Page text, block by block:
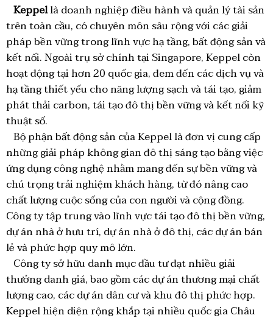
Keppellà doanh nghiệp điều hành và quản lý tài sản
trên toàn cầu, có chuyên môn sâu rộng với các giải
pháp bền vững trong lĩnh vực hạ tầng, bất động sản và
kết nối. Ngoài trụ sở chính tại Singapore, Keppel còn
hoạt động tại hơn 20 quốc gia, đem đến các dịch vụ và
hạ tầng thiết yếu cho năng lượng sạch và tái tạo, giảm
phát thải carbon, tái tạo đô thị bền vững và kết nối kỹ
thuật số.
Bộ phận bất động sản của Keppel là đơn vị cung cấp
những giải pháp không gian đô thị sáng tạo bằng việc
ứng dụng công nghệ nhằm mang đến sự bền vững và
chú trọng trải nghiệm khách hàng, từ đó nâng cao
chất lượng cuộc sống của con người và cộng đồng.
Công ty tập trung vào lĩnh vực tái tạo đô thị bền vững,
dự án nhà ở hưu trí, dự án nhà ở đô thị, các dự án bán
lẻ và phức hợp quy mô lớn.
Công ty sở hữu danh mục đầu tư đạt nhiều giải
thưởng danh giá, bao gồm các dự án thương mại chất
lượng cao, các dự án dân cư và khu đô thị phức hợp.
Keppel hiện diện rộng khắp tại nhiều quốc gia Châu